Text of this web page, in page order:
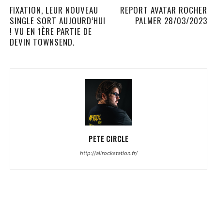
FIXATION, LEUR NOUVEAU
SINGLE SORT AUJOURD’HUI
! VU EN 1ÈRE PARTIE DE
DEVIN TOWNSEND.
REPORT AVATAR ROCHER
PALMER 28/03/2023
PETE CIRCLE
http://allrockstation.fr/